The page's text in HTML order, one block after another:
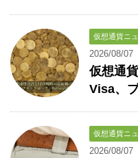
仮想通貨ニ
2026/08/07
仮想通
Visa、
仮想通貨ニ
2026/08/07